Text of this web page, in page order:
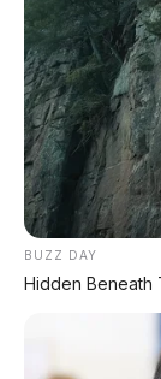
BUZZ DAY
Hidden Beneath